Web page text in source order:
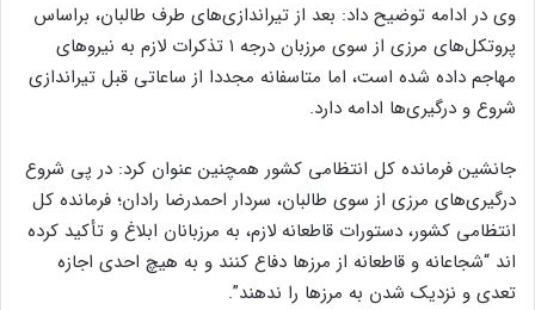
وی در ادامه توضیح داد: بعد از تیراندازی‌های طرف طالبان، براساس
پروتکل‌های مرزی از سوی مرزبان درجه ۱ تذکرات لازم به نیروهای
مهاجم داده شده است، اما متاسفانه مجددا از ساعاتی قبل تیراندازی
شروع و درگیری‌ها ادامه دارد.
جانشین فرمانده کل انتظامی کشور همچنین عنوان کرد: در پی شروع
درگیری‌های مرزی از سوی طالبان، سردار احمدرضا رادان؛ فرمانده کل
انتظامی کشور، دستورات قاطعانه لازم، به مرزبانان ابلاغ و تأکید کرده
اند “شجاعانه و قاطعانه از مرزها دفاع کنند و به هیچ احدی اجازه
تعدی و نزدیک شدن به مرزها را ندهند”.